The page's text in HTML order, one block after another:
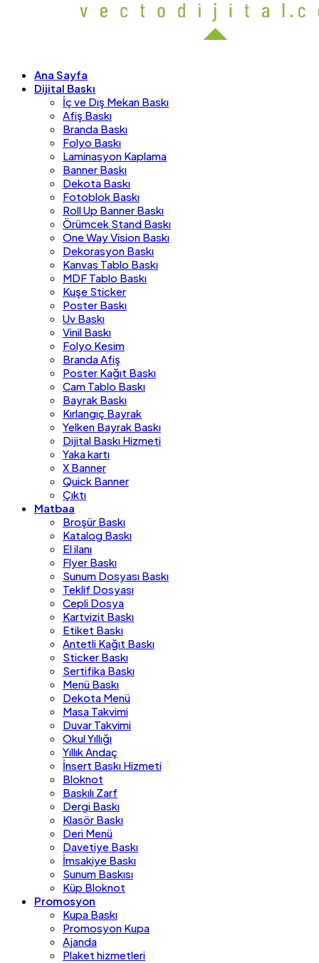
Ana Sayfa
Dijital Baskı
İç ve Dış Mekan Baskı
Afiş Baskı
Branda Baskı
Folyo Baskı
Laminasyon Kaplama
Banner Baskı
Dekota Baskı
Fotoblok Baskı
Roll Up Banner Baskı
Örümcek Stand Baskı
One Way Vision Baskı
Dekorasyon Baskı
Kanvas Tablo Baskı
MDF Tablo Baskı
Kuşe Sticker
Poster Baskı
Uv Baskı
Vinil Baskı
Folyo Kesim
Branda Afiş
Poster Kağıt Baskı
Cam Tablo Baskı
Bayrak Baskı
Kırlangıç Bayrak
Yelken Bayrak Baskı
Dijital Baskı Hizmeti
Yaka kartı
X Banner
Quick Banner
Çıktı
Matbaa
Broşür Baskı
Katalog Baskı
El ilanı
Flyer Baskı
Sunum Dosyası Baskı
Teklif Dosyası
Cepli Dosya
Kartvizit Baskı
Etiket Baskı
Antetli Kağıt Baskı
Sticker Baskı
Sertifika Baskı
Menü Baskı
Dekota Menü
Masa Takvimi
Duvar Takvimi
Okul Yıllığı
Yıllık Andaç
İnsert Baskı Hizmeti
Bloknot
Baskılı Zarf
Dergi Baskı
Klasör Baskı
Deri Menü
Davetiye Baskı
İmsakiye Baskı
Sunum Baskısı
Küp Bloknot
Promosyon
Kupa Baskı
Promosyon Kupa
Ajanda
Plaket hizmetleri